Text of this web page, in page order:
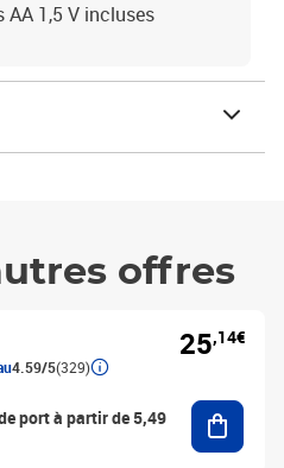
1,5 V incluses
offres
4.59/5(329)
port à partir de 5,49
25,14€